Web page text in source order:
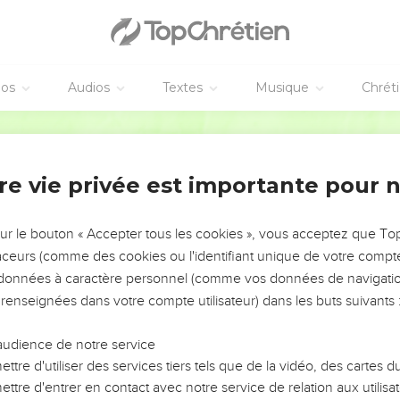
Audios Textes Musique
filles en mariage à leurs fils et ne prenez pas leurs filles pour
prospérité ou de leur bien-être si vous voulez devenir forts,
est la conséquence de nos mauvaises actions et notre
nous as pas punis comme le méritaient nos péchés, tu as
se livrent à des pratiques si abominables ? Ne vas-tu pas
exterminer, sans nous laisser ni reste ni rescapés ?
tu es juste, et tu as laissé subsister un reste de notre peuple
alors que personne ne peut tenir ainsi en ta présence.
vie privée est importante pour
le bouton « Accepter tous les cookies », vous acceptez que
(comme des cookies ou l'identifiant unique de votre
à caractère personnel (comme vos données de
dans votre compte utilisateur) dans les buts suivants :
de notre service
d'utiliser des services tiers tels que de la vidéo, des cartes
d'entrer en contact avec notre service de relation aux